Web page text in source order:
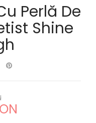
Perlă De
Shine